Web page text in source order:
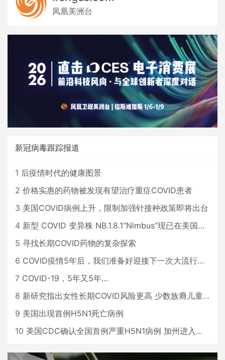
凤凰美洲台
新冠病毒跟踪报道
1 后疫情时代的健康图景
2 价格实惠的药物被发现有望治疗重症COVID患者
3 美国COVID病例上升，限制加强针接种政策即将出台
4 新型 COVID 变异株 NB.1.8.1“Nimbus”现已在美国占据主导地位
5 寻找长期COVID药物的复杂探索
6 COVID疫情5年后，我们准备好迎接下一次大流行了吗？
7 COVID-19，5年又5年…
8 新研究指出女性长期COVID风险更高 少数族裔儿童存在差异
9 美国出现首例H5N1死亡病例
10 美国CDC确认全国首例严重H5N1病例 加州进入紧急状态